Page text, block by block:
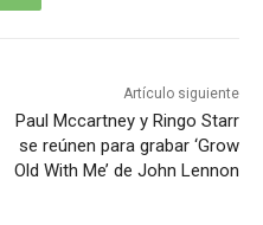
Artículo siguiente
Paul Mccartney y Ringo Starr
se reúnen para grabar ‘Grow
Old With Me’ de John Lennon